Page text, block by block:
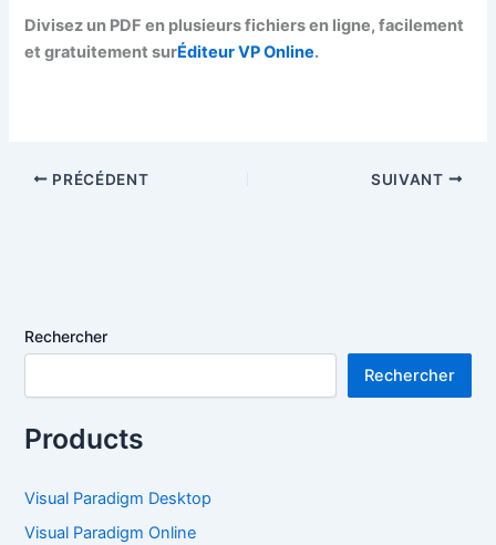
Divisez un PDF en plusieurs fichiers en ligne, facilement
et gratuitement surÉditeur VP Online.
PRÉCÉDENT SUIVANT
Rechercher
Rechercher
Products
Visual Paradigm Desktop
Visual Paradigm Online